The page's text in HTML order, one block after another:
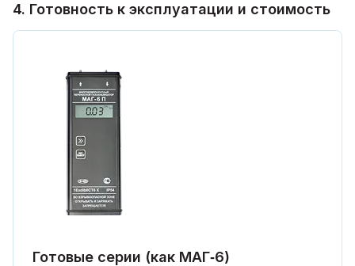
4. Готовность к эксплуатации и стоимость
Готовые серии (как МАГ‑6)